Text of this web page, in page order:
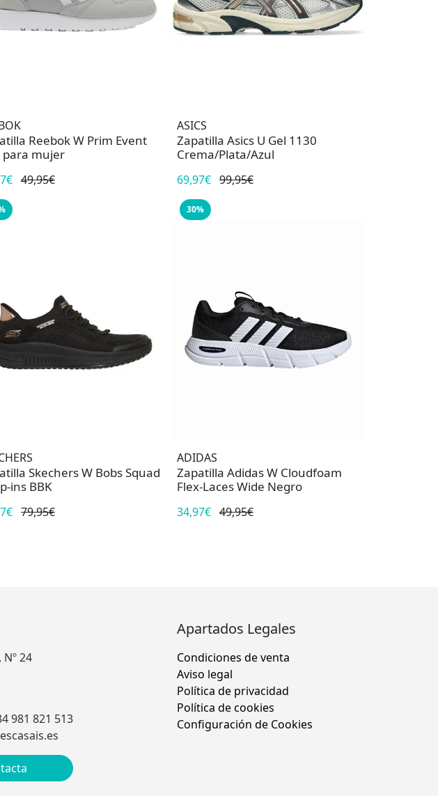
Reebok W Prim Event
para mujer
49,95€
ASICS
Zapatilla Asics U Gel 1130
Crema/Plata/Azul
69,97€ 99,95€
Skechers W Bobs Squad
ins BBK
79,95€
30%
ADIDAS
Zapatilla Adidas W Cloudfoam
Flex-Laces Wide Negro
34,97€ 49,95€
24
981 821 513
Apartados Legales
Condiciones de venta
Aviso legal
Política de privacidad
Política de cookies
Configuración de Cookies